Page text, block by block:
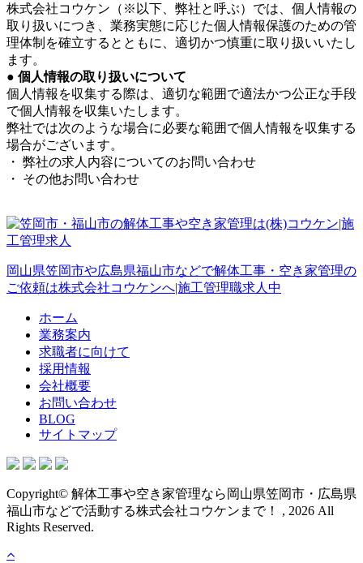
株式会社コウケン（※以下、弊社と呼ぶ）では、個人情報の
取り扱いにつき、業務実態に応じた個人情報保護のための管
理体制を確立するとともに、適切かつ慎重に取り扱いいたし
ます。
● 個人情報の取り扱いについて
個人情報を収集する際は、適切な範囲で適法かつ公正な手段
で個人情報を収集いたします。
弊社では次のような場合に必要な範囲で個人情報を収集する
場合がございます。
・ 弊社の求人内容についてのお問い合わせ
・ その他お問い合わせ
岡山県笠岡市や広島県福山市などで解体工事・空き家管理の
ご依頼は株式会社コウケンへ|施工管理職求人中
ホーム
業務案内
求職者に向けて
採用情報
会社概要
お問い合わせ
BLOG
サイトマップ
Copyright© 解体工事や空き家管理なら岡山県笠岡市・広島県
福山市などで活動する株式会社コウケンまで！ , 2026 All
Rights Reserved.